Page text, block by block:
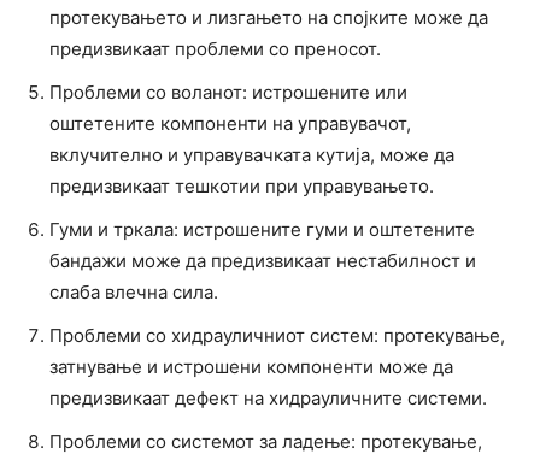
протекувањето и лизгањето на спојките може да
предизвикаат проблеми со преносот.
Проблеми со воланот: истрошените или
оштетените компоненти на управувачот,
вклучително и управувачката кутија, може да
предизвикаат тешкотии при управувањето.
Гуми и тркала: истрошените гуми и оштетените
бандажи може да предизвикаат нестабилност и
слаба влечна сила.
Проблеми со хидрауличниот систем: протекување,
затнување и истрошени компоненти може да
предизвикаат дефект на хидрауличните системи.
Проблеми со системот за ладење: протекување,